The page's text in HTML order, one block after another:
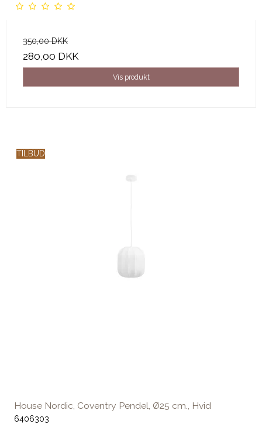
350,00 DKK
280,00 DKK
Vis produkt
TILBUD
House Nordic, Coventry Pendel, Ø25 cm., Hvid
6406303